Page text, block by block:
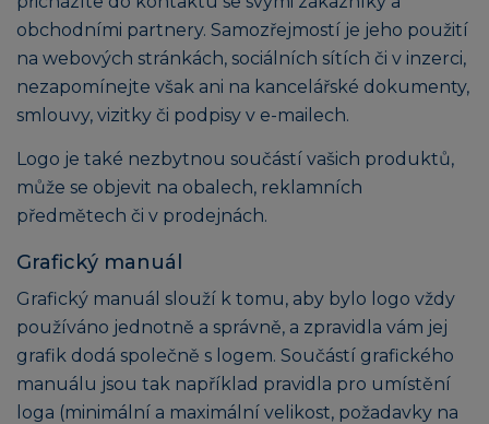
obchodními partnery. Samozřejmostí je jeho použití
na webových stránkách, sociálních sítích či v inzerci,
nezapomínejte však ani na kancelářské dokumenty,
smlouvy, vizitky či podpisy v e-mailech.
Logo je také nezbytnou součástí vašich produktů,
může se objevit na obalech, reklamních
předmětech či v prodejnách.
Grafický manuál
Grafický manuál slouží k tomu, aby bylo logo vždy
používáno jednotně a správně, a zpravidla vám jej
grafik dodá společně s logem. Součástí grafického
manuálu jsou tak například pravidla pro umístění
loga (minimální a maximální velikost, požadavky na